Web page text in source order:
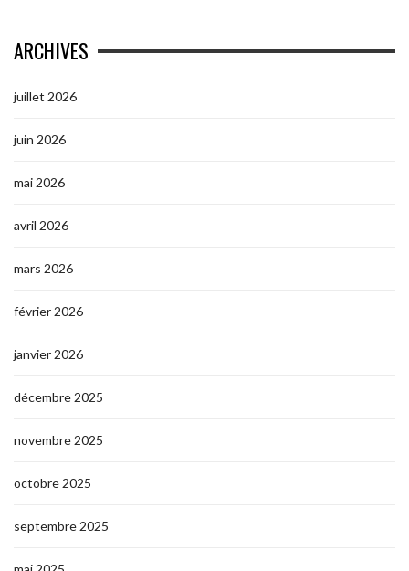
ARCHIVES
juillet 2026
juin 2026
mai 2026
avril 2026
mars 2026
février 2026
janvier 2026
décembre 2025
novembre 2025
octobre 2025
septembre 2025